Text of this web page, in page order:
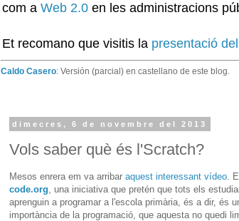
com a Web 2.0 en les administracions
Et recomano que visitis la presentació
Caldo Casero: Versión (parcial) en castellano de este blog.
dimecres, 6 de novembre del 2013
Vols saber què és l'Scratch?
Mesos enrera em va arribar aquest interessant vídeo .
code.org , una iniciativa que pretén que tots els
aprenguin a programar a l'escola primària, és a dir, és
importància de la programació, que aquesta no quedi